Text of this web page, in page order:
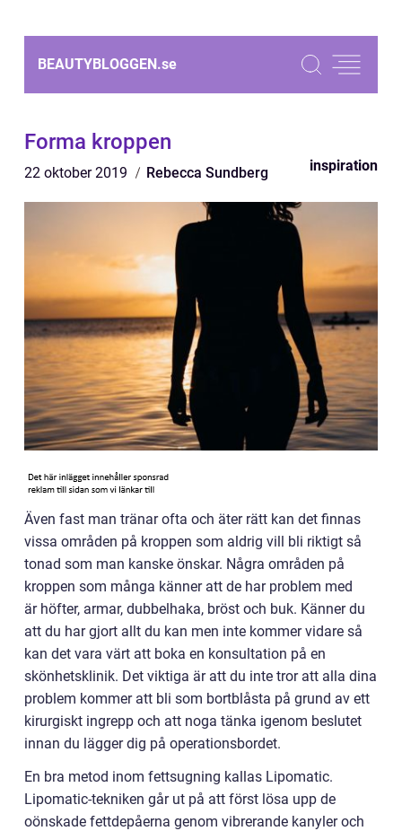
BEAUTYBLOGGEN.se
Forma kroppen
22 oktober 2019 Rebecca Sundberg inspiration
Även fast man tränar ofta och äter rätt kan det finnas
vissa områden på kroppen som aldrig vill bli riktigt så
tonad som man kanske önskar. Några områden på
kroppen som många känner att de har problem med
är höfter, armar, dubbelhaka, bröst och buk. Känner du
att du har gjort allt du kan men inte kommer vidare så
kan det vara värt att boka en konsultation på en
skönhetsklinik. Det viktiga är att du inte tror att alla dina
problem kommer att bli som bortblåsta på grund av ett
kirurgiskt ingrepp och att noga tänka igenom beslutet
innan du lägger dig på operationsbordet.
En bra metod inom fettsugning kallas Lipomatic.
Lipomatic-tekniken går ut på att först lösa upp de
oönskade fettdepåerna genom vibrerande kanyler och